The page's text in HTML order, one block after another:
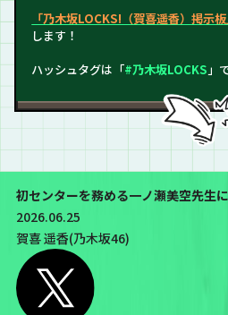
「乃木坂LOCKS!（賀喜遥香）掲示板
します！
ハッシュタグは「#乃木坂LOCKS」
初センターを務める一ノ瀬美空先生
2026.06.25
賀喜 遥香(乃木坂46)